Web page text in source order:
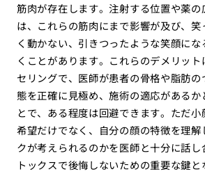
筋肉が存在します。注射する位置や薬の
は、これらの筋肉にまで影響が及び、
く動かない、引きつったような笑顔に
くことがあります。これらのデメリッ
セリングで、医師が患者の骨格や脂肪
態を正確に見極め、施術の適応があるか
とで、ある程度は回避できます。ただ
希望だけでなく、自分の顔の特徴を理
クが考えられるのかを医師と十分に話
トックスで後悔しないための重要な鍵と